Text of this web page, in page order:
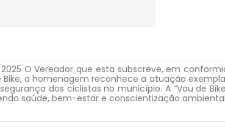
O Vereador que esta subscreve, em
Bike, a homenagem reconhece a atuação
dos ciclistas no município. A “Vou de
saúde, bem-estar e conscientização